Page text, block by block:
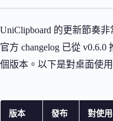
UniClipboard 的更新節奏非
官方 changelog 已從
個版本。以下是對桌面使
版本
發布
對使